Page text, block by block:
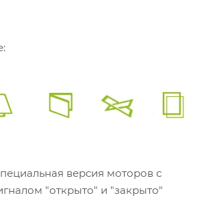
версия моторов с
"открыто" и "закрыто"